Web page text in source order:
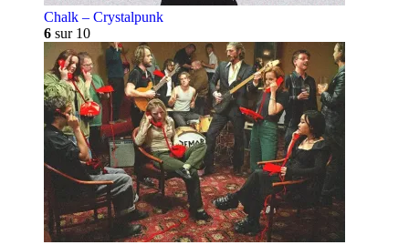
Chalk – Crystalpunk
6 sur 10